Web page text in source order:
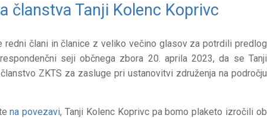
članstva Tanji Kolenc Koprivc
redni člani in članice z veliko večino glasov za potrdili predlog
seji občnega zbora 20. aprila 2023, da se Tanji
ZKTS za zasluge pri ustanovitvi združenja na področju
na povezavi, Tanji Kolenc Koprivc pa bomo plaketo izročili ob